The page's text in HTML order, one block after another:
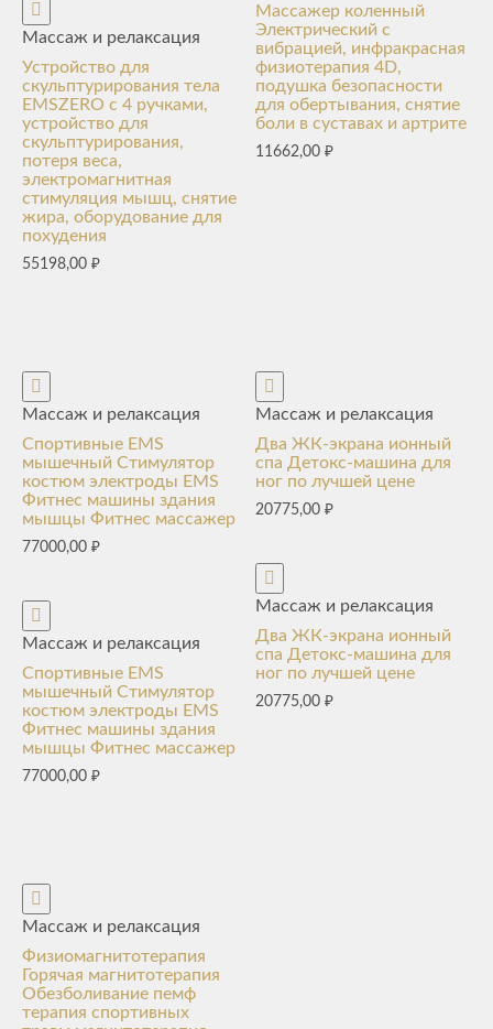
Массаж и релаксация
Устройство для
скульптурирования тела
EMSZERO с 4 ручками,
устройство для
скульптурирования,
потеря веса,
электромагнитная
стимуляция мышц, снятие
жира, оборудование для
похудения
55198,00 ₽
Массажер коленный
Электрический с
вибрацией, инфракрасная
физиотерапия 4D,
подушка безопасности
для обертывания, снятие
боли в суставах и артрите
11662,00₽
Массаж и релаксация
Спортивные EMS
мышечный Стимулятор
костюм электроды EMS
Фитнес машины здания
мышцы Фитнес массажер
77000,00 ₽
Массаж и релаксация
Спортивные EMS
мышечный Стимулятор
костюм электроды EMS
Фитнес машины здания
мышцы Фитнес массажер
77000,00 ₽
Массаж и релаксация
Два ЖК-экрана ионный
спа Детокс-машина для
ног по лучшей цене
20775,00₽
Массаж и релаксация
Два ЖК-экрана ионный
спа Детокс-машина для
ног по лучшей цене
20775,00₽
Массаж и релаксация
Физиомагнитотерапия
Горячая магнитотерапия
Обезболивание пемф
терапия спортивных